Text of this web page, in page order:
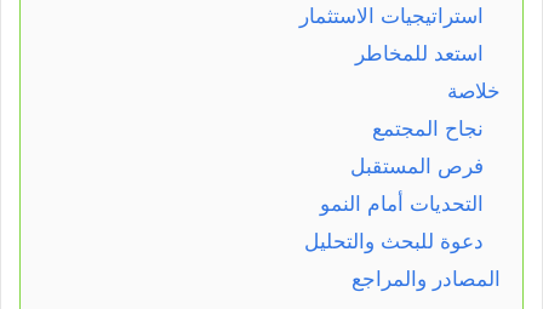
استراتيجيات الاستثمار
استعد للمخاطر
خلاصة
نجاح المجتمع
فرص المستقبل
التحديات أمام النمو
دعوة للبحث والتحليل
المصادر والمراجع